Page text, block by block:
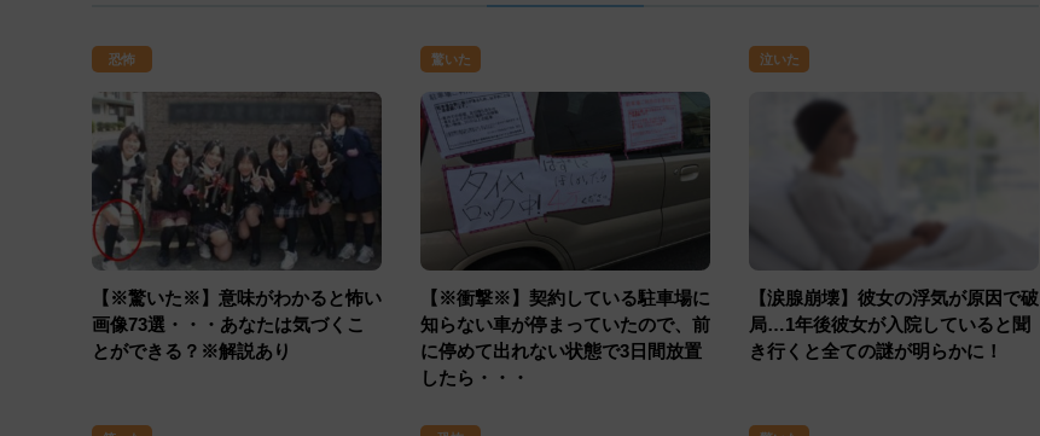
恐怖
【※驚いた※】意味がわかると怖い
画像73選・・・あなたは気づくこ
とができる？※解説あり
驚いた
【※衝撃※】契約している駐車場に
知らない車が停まっていたので、前
に停めて出れない状態で3日間放置
したら・・・
泣いた
【涙腺崩壊】彼女の浮気が原因で破
局…1年後彼女が入院していると聞
き行くと全ての謎が明らかに！